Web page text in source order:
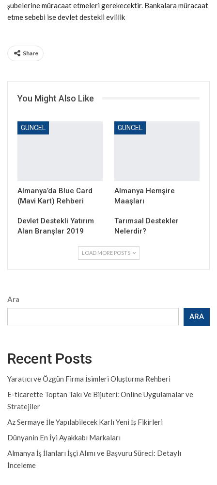
şubelerine müracaat etmeleri gerekecektir. Bankalara müracaat
etme sebebi ise devlet destekli evlilik
Share
You Might Also Like
GÜNCEL
Almanya’da Blue Card
(Mavi Kart) Rehberi
GÜNCEL
Almanya Hemşire
Maaşları
Devlet Destekli Yatırım
Alan Branşlar 2019
Tarımsal Destekler
Nelerdir?
LOAD MORE POSTS
Ara
ARA
Recent Posts
Yaratıcı ve Özgün Firma İsimleri Oluşturma Rehberi
E-ticarette Toptan Takı Ve Bijuteri: Online Uygulamalar ve
Stratejiler
Az Sermaye İle Yapılabilecek Karlı Yeni İş Fikirleri
Dünyanin En İyi Ayakkabı Markaları
Almanya İş İlanları İşçi Alımı ve Başvuru Süreci: Detaylı
İnceleme